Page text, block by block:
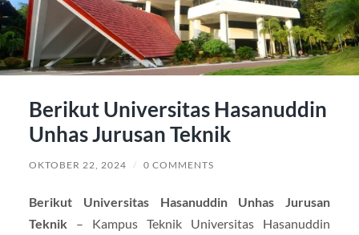
Berikut Universitas Hasanuddin
Unhas Jurusan Teknik
OKTOBER 22, 2024 / 0 COMMENTS
Berikut Universitas Hasanuddin Unhas Jurusan
Teknik– Kampus Teknik Universitas Hasanuddin